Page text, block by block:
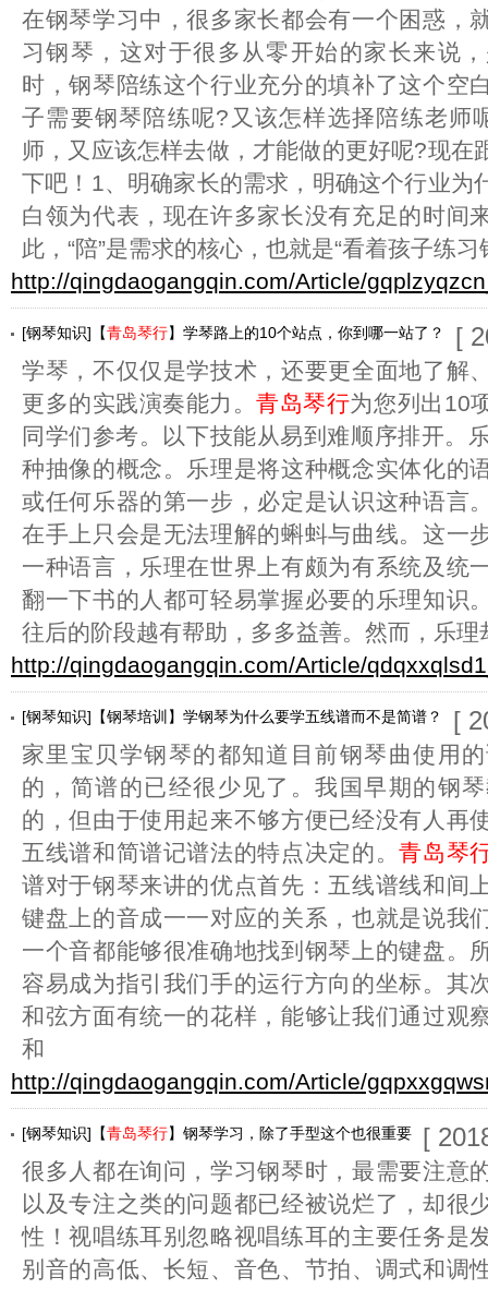
在钢琴学习中，很多家长都会有一个困惑，
习钢琴，这对于很多从零开始的家长来说
时，钢琴陪练这个行业充分的填补了这个空
子需要钢琴陪练呢?又该怎样选择陪练老师
师，又应该怎样去做，才能做的更好呢?现在
下吧！1、明确家长的需求，明确这个行业为
白领为代表，现在许多家长没有充足的时间
此，“陪”是需求的核心，也就是“看着孩子练
http://qingdaogangqin.com/Article/
[钢琴知识]【青岛琴行】学琴路上的10个站点，你到哪一站了？ [
学琴，不仅仅是学技术，还要更全面地了解
更多的实践演奏能力。青岛琴行为您列出10
同学们参考。以下技能从易到难顺序排开。
种抽像的概念。乐理是将这种概念实体化的
或任何乐器的第一步，必定是认识这种语言
在手上只会是无法理解的蝌蚪与曲线。这一
一种语言，乐理在世界上有颇为有系统及统
翻一下书的人都可轻易掌握必要的乐理知识
往后的阶段越有帮助，多多益善。然而，乐理
http://qingdaogangqin.com/Article/
[钢琴知识]【钢琴培训】学钢琴为什么要学五线谱而不是简谱？ [
家里宝贝学钢琴的都知道目前钢琴曲使用
的，简谱的已经很少见了。我国早期的钢
的，但由于使用起来不够方便已经没有人再
五线谱和简谱记谱法的特点决定的。青岛琴
谱对于钢琴来讲的优点首先：五线谱线和间
键盘上的音成一一对应的关系，也就是说我
一个音都能够很准确地找到钢琴上的键盘。
容易成为指引我们手的运行方向的坐标。其
和弦方面有统一的花样，能够让我们通过观
和
http://qingdaogangqin.com/Article/
[钢琴知识]【青岛琴行】钢琴学习，除了手型这个也很重要 [
很多人都在询问，学习钢琴时，最需要注意
以及专注之类的问题都已经被说烂了，却很
性！视唱练耳别忽略视唱练耳的主要任务是
别音的高低、长短、音色、节拍、调式和调